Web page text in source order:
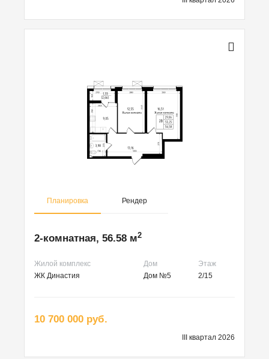
Планировка Рендер
2-комнатная, 56.58 м2
Жилой комплекс Дом
Этаж
ЖК Династия
Дом №5 2/15
10 700 000 руб.
III квартал 2026